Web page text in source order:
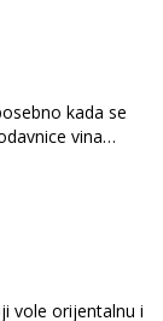
kada se
vina…
vole orijentalnu i